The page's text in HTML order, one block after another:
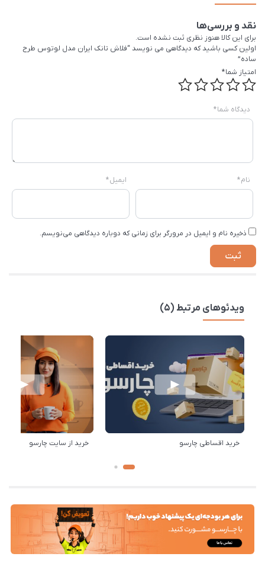
نقد و بررسی‌ها
برای این کالا هنوز نظری ثبت نشده است.
اولین کسی باشید که دیدگاهی می نویسد “فلاش تانک ایران مدل لوتوس طرح
ساده”
امتیاز شما*
دیدگاه شما*
نام* ایمیل*
ذخیره نام و ایمیل در مرورگر برای زمانی که دوباره دیدگاهی می‌نویسم.
ویدئوهای مرتبط (5)
خرید اقساطی چارسو خرید از سایت چارسو